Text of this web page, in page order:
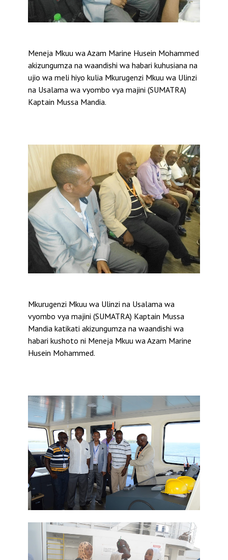
Meneja Mkuu wa Azam Marine Husein Mohammed
akizungumza na waandishi wa habari kuhusiana na
ujio wa meli hiyo kulia Mkurugenzi Mkuu wa Ulinzi
na Usalama wa vyombo vya majini (SUMATRA)
Kaptain Mussa Mandia.
Mkurugenzi Mkuu wa Ulinzi na Usalama wa
vyombo vya majini (SUMATRA) Kaptain Mussa
Mandia katikati akizungumza na waandishi wa
habari kushoto ni Meneja Mkuu wa Azam Marine
Husein Mohammed.